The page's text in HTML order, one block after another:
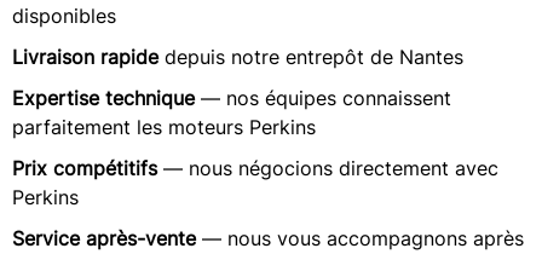
disponibles
Livraison rapidedepuis notre entrepôt de Nantes
Expertise technique— nos équipes connaissent
parfaitement les moteurs Perkins
Prix compétitifs— nous négocions directement avec
Perkins
Service après-vente— nous vous accompagnons après